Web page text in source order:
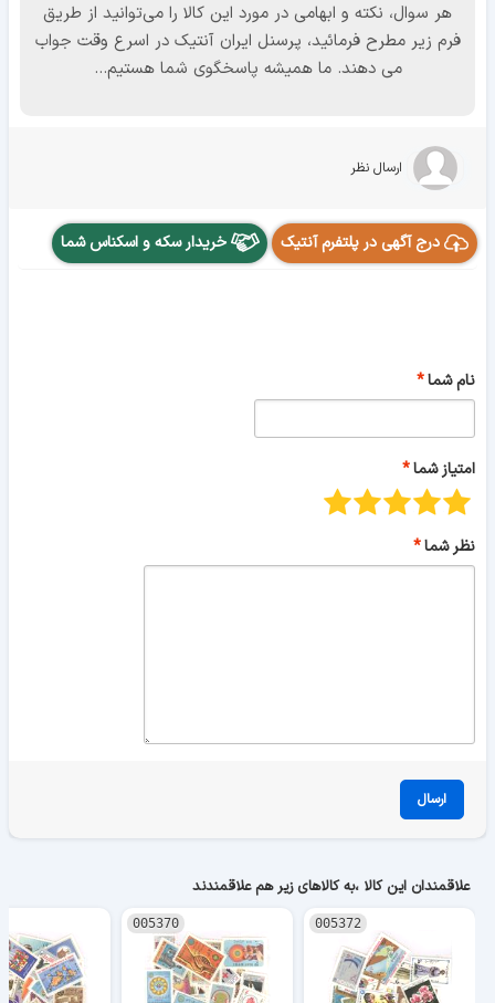
هر سوال، نکته و ابهامی در مورد این کالا را می‌توانید از طریق
فرم زیر مطرح فرمائید، پرسنل ایران آنتیک در اسرع وقت جواب
می دهند. ما همیشه پاسخگوی شما هستیم...
ارسال نظر
درج آگهی در پلتفرم آنتیک خریدار سکه و اسکناس شما
نام شما
امتیاز شما
نظر شما
ارسال
علاقمندان این کالا ،به کالاهای زیر هم علاقمندند
005372
005370